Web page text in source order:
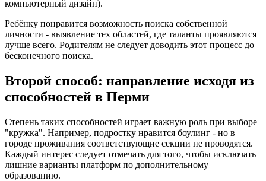
компьютерный дизайн).
Ребёнку понравится возможность поиска собственной
личности - выявление тех областей, где таланты проявляются
лучше всего. Родителям не следует доводить этот процесс до
бесконечного поиска.
Второй способ: направление исходя из
способностей в Перми
Степень таких способностей играет важную роль при выборе
"кружка". Например, подростку нравится боулинг - но в
городе проживания соответствующие секции не проводятся.
Каждый интерес следует отмечать для того, чтобы исключать
лишние варианты платформ по дополнительному
образованию.